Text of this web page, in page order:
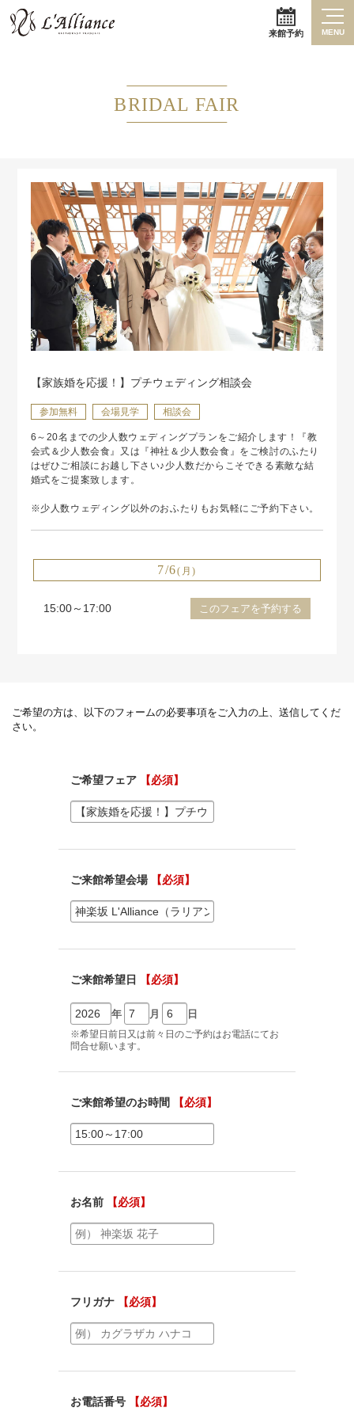
来館予約 MENU
BRIDAL FAIR
【家族婚を応援！】プチウェディング相談会
参加無料 会場見学 相談会
6～20名までの少人数ウェディングプランをご紹介します！『教
会式＆少人数会食』又は『神社＆少人数会食』をご検討のふたり
はぜひご相談にお越し下さい♪少人数だからこそできる素敵な結
婚式をご提案致します。
※少人数ウェディング以外のおふたりもお気軽にご予約下さい。
7/6(月)
15:00～17:00 このフェアを予約する